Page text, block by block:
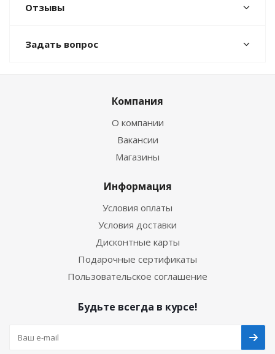
Отзывы
Задать вопрос
Компания
О компании
Вакансии
Магазины
Информация
Условия оплаты
Условия доставки
Дисконтные карты
Подарочные сертификаты
Пользовательское соглашение
Будьте всегда в курсе!